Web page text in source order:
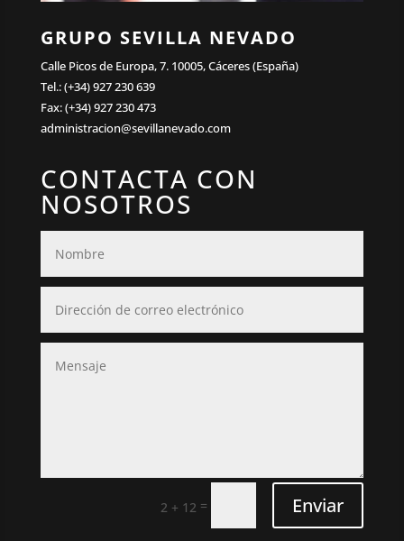
GRUPO SEVILLA NEVADO
Calle Picos de Europa, 7. 10005, Cáceres (España)
Tel.: (+34) 927 230 639
Fax: (+34) 927 230 473
administracion@sevillanevado.com
CONTACTA CON
NOSOTROS
2 + 12 = Enviar